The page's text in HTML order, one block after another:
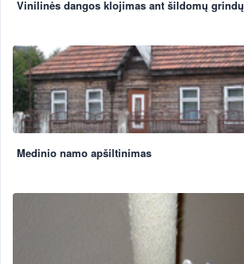
Vinilinės dangos klojimas ant šildomų grindų
Medinio namo apšiltinimas